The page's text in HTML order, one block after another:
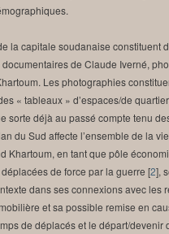
la capitale soudanaise constituent
de Claude Iverné,
Les photographies
« tableaux » d’espaces/de
sorte déjà au passé compte tenu
du Sud affecte l’ensemble de la
Khartoum, en tant que pôle
de force par la guerre [2],
dans ses connexions avec
et sa possible remise en
de déplacés et le départ/